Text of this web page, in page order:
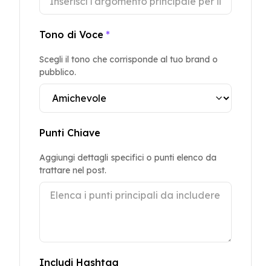
Tono di Voce *
Scegli il tono che corrisponde al tuo brand o
pubblico.
Punti Chiave
Aggiungi dettagli specifici o punti elenco da
trattare nel post.
Includi Hashtag